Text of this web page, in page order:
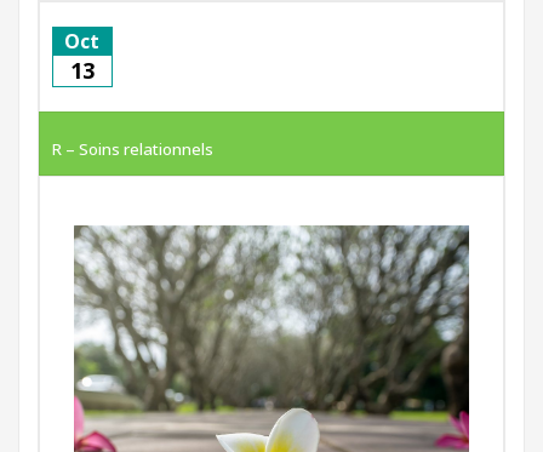
13
Oct
R – Soins relationnels